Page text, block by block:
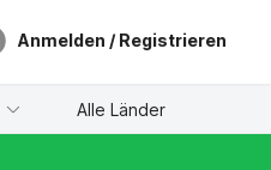
Anmelden / Registrieren
Alle Länder